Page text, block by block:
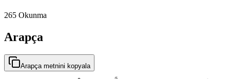
265 Okunma
Arapça
Arapça metnini kopyala